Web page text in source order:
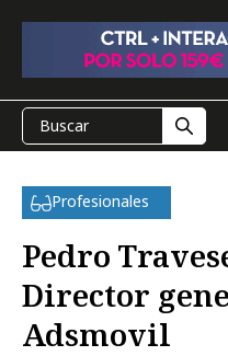
Profesionales
Pedro
Director
Adsmovil